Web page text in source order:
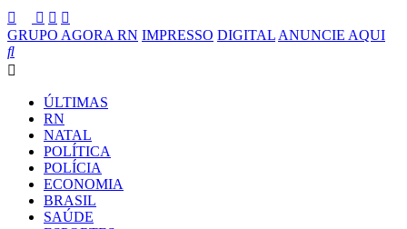
GRUPO AGORA RN IMPRESSO DIGITAL ANUNCIE AQUI
ÚLTIMAS
RN
NATAL
POLÍTICA
POLÍCIA
ECONOMIA
BRASIL
SAÚDE